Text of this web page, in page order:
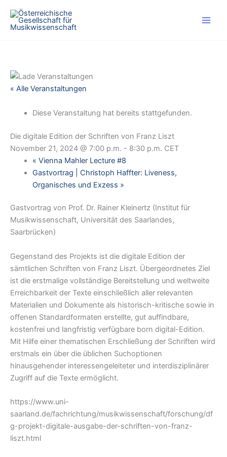
Inhalt
springen
« Alle Veranstaltungen
Diese Veranstaltung hat bereits stattgefunden.
Die digitale Edition der Schriften von Franz Liszt
November 21, 2024 @ 7:00 p.m. - 8:30 p.m. CET
« Vienna Mahler Lecture #8
Gastvortrag | Christoph Haffter: Liveness,
Organisches und Exzess »
Gastvortrag von Prof. Dr. Rainer Kleinertz (Institut für
Musikwissenschaft, Universität des Saarlandes,
Saarbrücken)
Gegenstand des Projekts ist die digitale Edition der
sämtlichen Schriften von Franz Liszt. Übergeordnetes Ziel
ist die erstmalige vollständige Bereitstellung und weltweite
Erreichbarkeit der Texte einschließlich aller relevanten
Materialien und Dokumente als historisch-kritische sowie in
offenen Standardformaten erstellte, gut auffindbare,
kostenfrei und langfristig verfügbare born digital-Edition.
Mit Hilfe einer thematischen Erschließung der Schriften wird
erstmals ein über die üblichen Suchoptionen
hinausgehender interessengeleiteter und interdisziplinärer
Zugriff auf die Texte ermöglicht.
https://www.uni-
saarland.de/fachrichtung/musikwissenschaft/forschung/df
g-projekt-digitale-ausgabe-der-schriften-von-franz-
liszt.html